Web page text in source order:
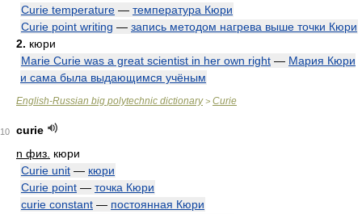
Curie temperature — температура Кюри
Curie point writing — запись методом нагрева выше точки Кюри
2. кюри
Marie Curie was a great scientist in her own right — Мария Кюри
и сама была выдающимся учёным
English-Russian big polytechnic dictionary> Curie
10
curie
n физ. кюри
Curie unit — кюри
Curie point — точка Кюри
curie constant — постоянная Кюри